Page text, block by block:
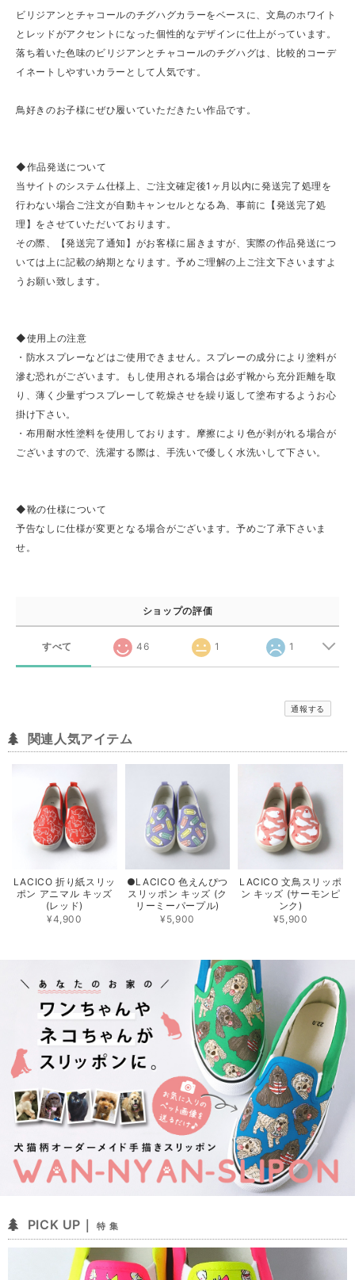
ビリジアンとチャコールのチグハグカラーをベースに、文鳥のホワイト
とレッドがアクセントになった個性的なデザインに仕上がっています。
落ち着いた色味のビリジアンとチャコールのチグハグは、比較的コーデ
イネートしやすいカラーとして人気です。
鳥好きのお子様にぜひ履いていただきたい作品です。
◆作品発送について
当サイトのシステム仕様上、ご注文確定後1ヶ月以内に発送完了処理を
行わない場合ご注文が自動キャンセルとなる為、事前に【発送完了処
理】をさせていただいております。
その際、【発送完了通知】がお客様に届きますが、実際の作品発送につ
いては上に記載の納期となります。予めご理解の上ご注文下さいますよ
うお願い致します。
◆使用上の注意
・防水スプレーなどはご使用できません。スプレーの成分により塗料が
滲む恐れがございます。もし使用される場合は必ず靴から充分距離を取
り、薄く少量ずつスプレーして乾燥させを繰り返して塗布するようお心
掛け下さい。
・布用耐水性塗料を使用しております。摩擦により色が剥がれる場合が
ございますので、洗濯する際は、手洗いで優しく水洗いして下さい。
◆靴の仕様について
予告なしに仕様が変更となる場合がございます。予めご了承下さいま
せ。
ショップの評価
すべて 46 1 1
通報する
関連人気アイテム
LACICO 折り紙スリッ
ポン アニマル キッズ
(レッド)
¥4,900
●LACICO 色えんぴつ
スリッポン キッズ (ク
リーミーパープル)
¥5,900
LACICO 文鳥スリッポ
ン キッズ (サーモンピ
ンク)
¥5,900
PICK UP｜ 特 集